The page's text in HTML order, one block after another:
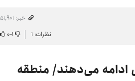
خبر: ۱۵۱٬۹۰۱
نظرات: ۱ ۱-۰
ادامه می‌دهند/ منطقه